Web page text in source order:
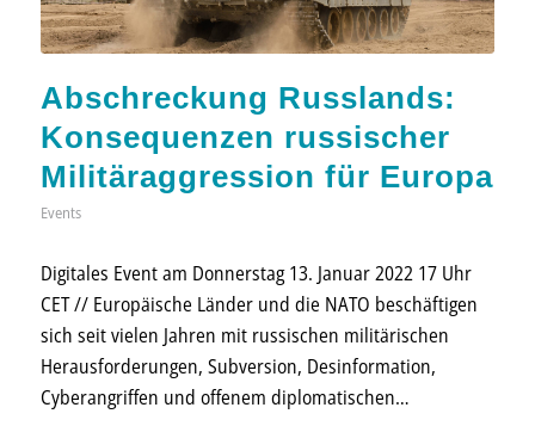
Abschreckung Russ­lands:
Konse­­quen­zen rus­sischer
Militär­­aggres­sion für Europa
Events
Digitales Event am Donnerstag 13. Januar 2022 17 Uhr
CET // Europäische Länder und die NATO beschäftigen
sich seit vielen Jahren mit russischen militärischen
Herausforderungen, Subversion, Desinformation,
Cyberangriffen und offenem diplomatischen…